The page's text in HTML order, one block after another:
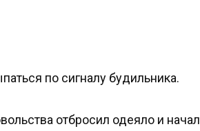
по сигналу будильника.
отбросил одеяло и начал